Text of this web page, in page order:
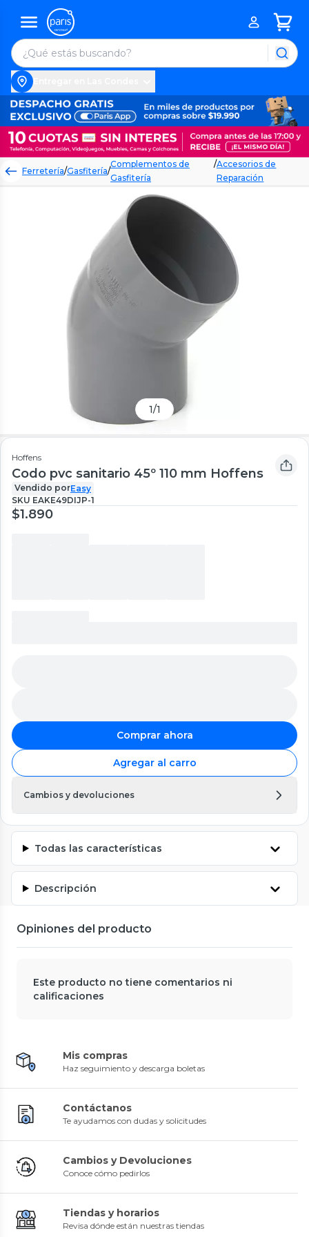
Ferretería/Gasfitería/
Complementos de
Gasfitería
/Accesorios de
Reparación
1/1
Hoffens
Codo pvc sanitario 45º 110 mm Hoffens
Vendido porEasy
SKU EAKE49DIJP-1
$1.890
Comprar ahora
Agregar al carro
Cambios y devoluciones
Todas las características
Descripción
Opiniones del producto
Este producto no tiene comentarios ni
calificaciones
Mis compras
Haz seguimiento y descarga boletas
Contáctanos
Te ayudamos con dudas y solicitudes
Cambios y Devoluciones
Conoce cómo pedirlos
Tiendas y horarios
Revisa dónde están nuestras tiendas